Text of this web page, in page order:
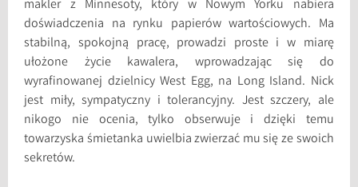
makler z Minnesoty, który w Nowym Yorku nabiera
doświadczenia na rynku papierów wartościowych. Ma
stabilną, spokojną pracę, prowadzi proste i w miarę
ułożone życie kawalera, wprowadzając się do
wyrafinowanej dzielnicy West Egg, na Long Island. Nick
jest miły, sympatyczny i tolerancyjny. Jest szczery, ale
nikogo nie ocenia, tylko obserwuje i dzięki temu
towarzyska śmietanka uwielbia zwierzać mu się ze swoich
sekretów.